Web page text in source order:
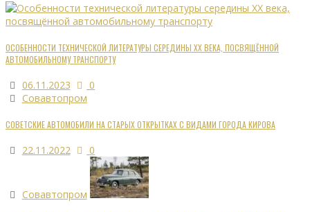
ОСОБЕННОСТИ ТЕХНИЧЕСКОЙ ЛИТЕРАТУРЫ СЕРЕДИНЫ XX ВЕКА, ПОСВЯЩЁННОЙ
АВТОМОБИЛЬНОМУ ТРАНСПОРТУ
06.11.2023
0
Совавтопром
СОВЕТСКИЕ АВТОМОБИЛИ НА СТАРЫХ ОТКРЫТКАХ С ВИДАМИ ГОРОДА КИРОВА
22.11.2022 0
Совавтопром